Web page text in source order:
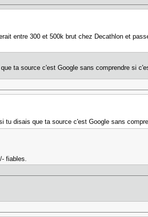
entre 300 et 500k brut chez Decathlon et
ta source c'est Google sans comprendre si
tu disais que ta source c'est Google sans
fiables.